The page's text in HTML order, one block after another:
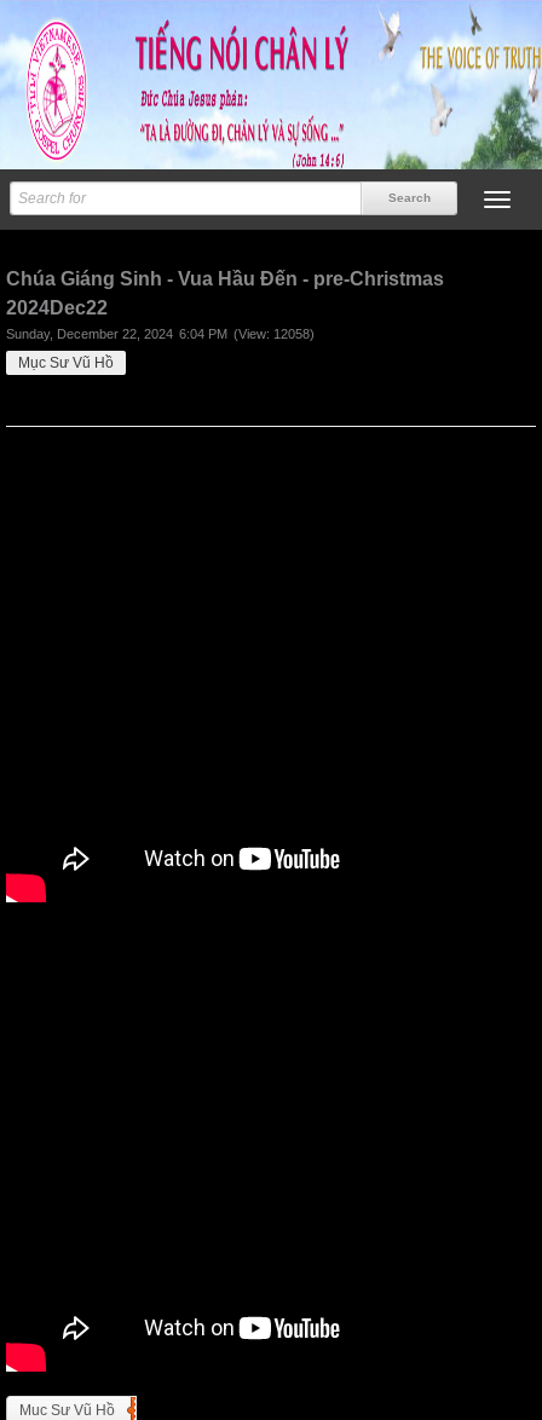
Chúa Giáng Sinh - Vua Hầu Đến - pre-Christmas
2024Dec22
Sunday, December 22, 2024 6:04 PM (View: 12058)
Mục Sư Vũ Hồ
Muc Sư Vũ Hồ